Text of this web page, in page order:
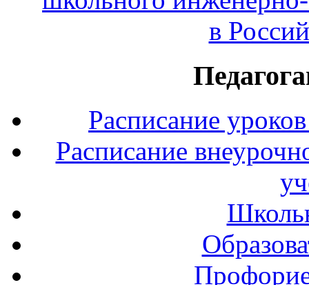
в
Расписание
Расписание